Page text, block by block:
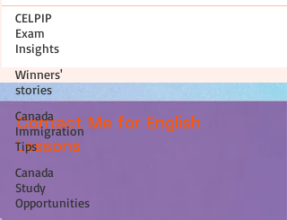
CELPIP
Exam
Insights
Winners'
stories
Canada
Immigration
Tips
Canada
Study
Opportunities
Contact Me for English
Lessons